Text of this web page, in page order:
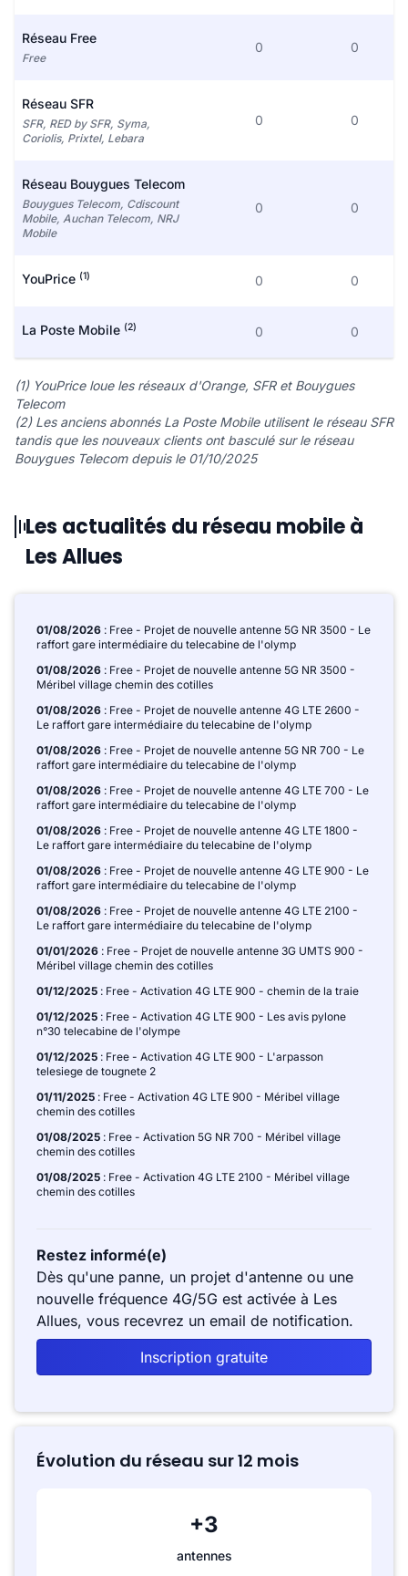
Réseau Free
Free
0 0
Réseau SFR
SFR, RED by SFR, Syma,
Coriolis, Prixtel, Lebara
0 0
Réseau Bouygues Telecom
Bouygues Telecom, Cdiscount
Mobile, Auchan Telecom, NRJ
Mobile
0 0
YouPrice (1) 0 0
La Poste Mobile (2) 0 0
(1) YouPrice loue les réseaux d'Orange, SFR et Bouygues
Telecom
(2) Les anciens abonnés La Poste Mobile utilisent le réseau SFR
tandis que les nouveaux clients ont basculé sur le réseau
Bouygues Telecom depuis le 01/10/2025
Les actualités du réseau mobile à
Les Allues
01/08/2026 : Free - Projet de nouvelle antenne 5G NR 3500 - Le
raffort gare intermédiaire du telecabine de l'olymp
01/08/2026 : Free - Projet de nouvelle antenne 5G NR 3500 -
Méribel village chemin des cotilles
01/08/2026 : Free - Projet de nouvelle antenne 4G LTE 2600 -
Le raffort gare intermédiaire du telecabine de l'olymp
01/08/2026 : Free - Projet de nouvelle antenne 5G NR 700 - Le
raffort gare intermédiaire du telecabine de l'olymp
01/08/2026 : Free - Projet de nouvelle antenne 4G LTE 700 - Le
raffort gare intermédiaire du telecabine de l'olymp
01/08/2026 : Free - Projet de nouvelle antenne 4G LTE 1800 -
Le raffort gare intermédiaire du telecabine de l'olymp
01/08/2026 : Free - Projet de nouvelle antenne 4G LTE 900 - Le
raffort gare intermédiaire du telecabine de l'olymp
01/08/2026 : Free - Projet de nouvelle antenne 4G LTE 2100 -
Le raffort gare intermédiaire du telecabine de l'olymp
01/01/2026 : Free - Projet de nouvelle antenne 3G UMTS 900 -
Méribel village chemin des cotilles
01/12/2025 : Free - Activation 4G LTE 900 - chemin de la traie
01/12/2025 : Free - Activation 4G LTE 900 - Les avis pylone
n°30 telecabine de l'olympe
01/12/2025 : Free - Activation 4G LTE 900 - L'arpasson
telesiege de tougnete 2
01/11/2025 : Free - Activation 4G LTE 900 - Méribel village
chemin des cotilles
01/08/2025 : Free - Activation 5G NR 700 - Méribel village
chemin des cotilles
01/08/2025 : Free - Activation 4G LTE 2100 - Méribel village
chemin des cotilles
Restez informé(e)
Dès qu'une panne, un projet d'antenne ou une
nouvelle fréquence 4G/5G est activée à Les
Allues, vous recevrez un email de notification.
Inscription gratuite
Évolution du réseau sur 12 mois
+3
antennes